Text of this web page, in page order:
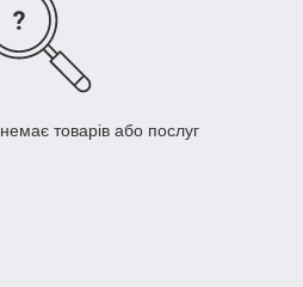
товарів або послуг